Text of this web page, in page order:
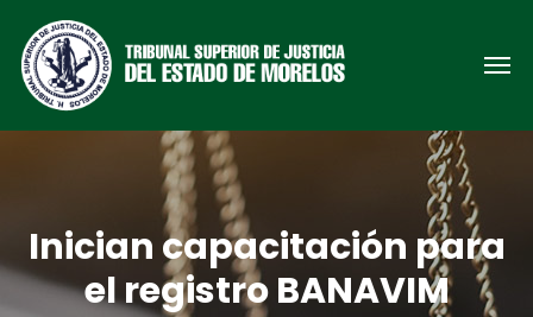
Inician capacitación para
el registro BANAVIM